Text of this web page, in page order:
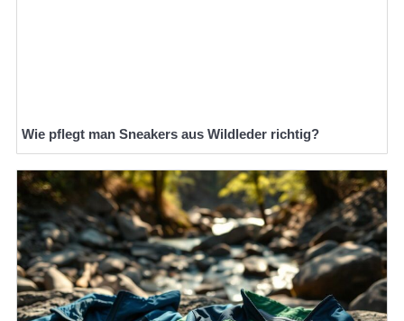
Wie pflegt man Sneakers aus Wildleder richtig?